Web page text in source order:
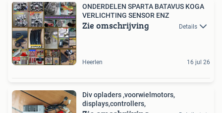
ONDERDELEN SPARTA BATAVUS KOGA
VERLICHTING SENSOR ENZ
Zie omschrijving Details
Heerlen 16 jul 26
Div opladers ,voorwielmotors,
displays,controllers,